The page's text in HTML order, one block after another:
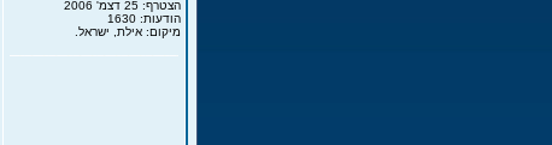
הצטרף: 25 דצמ' 2006
הודעות: 1630
מיקום: אילת, ישראל.